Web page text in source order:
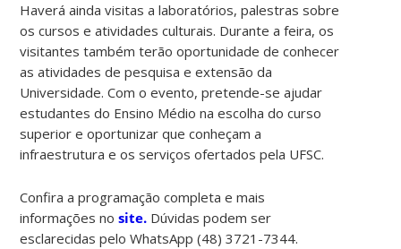
Haverá ainda visitas a laboratórios, palestras sobre
os cursos e atividades culturais. Durante a feira, os
visitantes também terão oportunidade de conhecer
as atividades de pesquisa e extensão da
Universidade. Com o evento, pretende-se ajudar
estudantes do Ensino Médio na escolha do curso
superior e oportunizar que conheçam a
infraestrutura e os serviços ofertados pela UFSC.
Confira a programação completa e mais
informações nosite. Dúvidas podem ser
esclarecidas pelo WhatsApp (48) 3721-7344.